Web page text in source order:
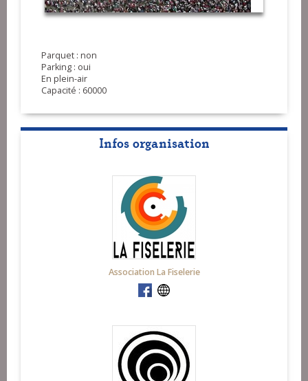
Parquet : non
Parking : oui
En plein-air
Capacité : 60000
Infos organisation
Association La Fiselerie